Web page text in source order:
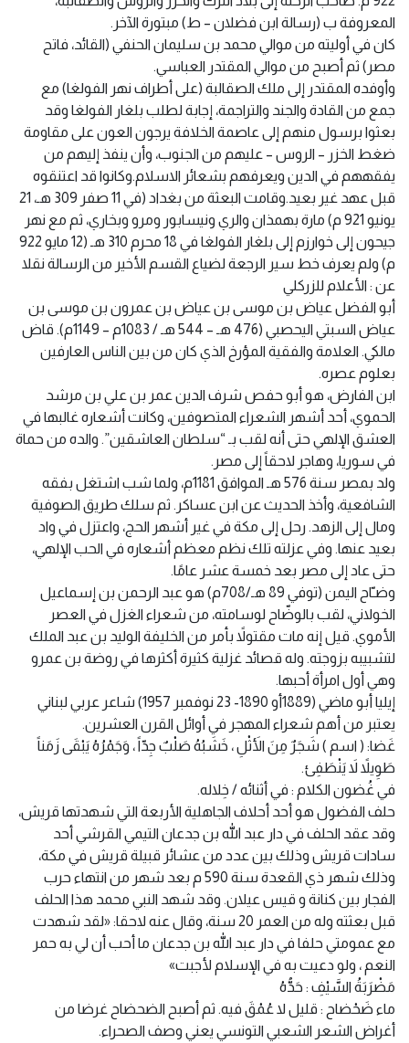
المعروفة ب (رسالة ابن فضلان – ط) مبتورة الآخر.
كان في أوليته من موالي محمد بن سليمان الحنفي (القائد، فاتح
مصر) ثم أصبح من موالي المقتدر العباسي.
وأوفده المقتدر إلى ملك الصقالبة (على أطراف نهر الفولغا) مع
جمع من القادة والجند والتراجمة، إجابة لطلب بلغار الفولغا وقد
بعثوا برسول منهم إلى عاصمة الخلافة يرجون العون على مقاومة
ضغط الخزر – الروس – عليهم من الجنوب، وأن ينفذ إليهم من
يفقههم في الدين ويعرفهم بشعائر الاسلام.وكانوا قد اعتنقوه
قبل عهد غير بعيد.وقامت البعثة من بغداد (في 11 صفر 309 هـ، 21
يونيو 921 م) مارة بهمذان والري ونيسابور ومرو وبخاري، ثم مع نهر
جيحون إلى خوارزم إلى بلغار الفولغا في 18 محرم 310 هـ (12 مايو 922
م) ولم يعرف خط سير الرجعة لضياع القسم الأخير من الرسالة نقلا
عن : الأعلام للزركلي
أبو الفضل عياض بن موسى بن عياض بن عمرون بن موسى بن
عياض السبتي اليحصبي (476 هـ – 544 هـ / 1083م – 1149م). قاض
مالكي. العلامة والفقية المؤرخ الذي كان من بين الناس العارفين
بعلوم عصره.
ابن الفارض، هو أبو حفص شرف الدين عمر بن علي بن مرشد
الحموي، أحد أشهر الشعراء المتصوفين، وكانت أشعاره غالبها في
العشق الإلهي حتى أنه لقب بـ “سلطان العاشقين”. والده من حماة
في سوريا، وهاجر لاحقاً إلى مصر.
ولد بمصر سنة 576 هـ الموافق 1181م، ولما شب اشتغل بفقه
الشافعية، وأخذ الحديث عن ابن عساكر. ثم سلك طريق الصوفية
ومال إلى الزهد. رحل إلى مكة في غير أشهر الحج، واعتزل في واد
بعيد عنها. وفي عزلته تلك نظم معظم أشعاره في الحب الإلهي،
حتى عاد إلى مصر بعد خمسة عشر عامًا.
وضـّاح اليمن (توفي 89 هـ/708م) هو عبد الرحمن بن إسماعيل
الخولاني، لقب بالوضّاح لوسامته، من شعراء الغزل في العصر
الأموي. قيل إنه مات مقتولاً بأمر من الخليفة الوليد بن عبد الملك
لتشبيبه بزوجته. وله قصائد غزلية كثيرة أكثرها في روضة بن عمرو
وهي أول امرأة أحبها.
إيليا أبو ماضي (1889أو 1890- 23 نوفمبر 1957) شاعر عربي لبناني
يعتبر من أهم شعراء المهجر في أوائل القرن العشرين.
غَضا: ( اسم ) شَجَرٌ مِنَ الأَثْلِ ، خَشَبُهُ صَلْبٌ جِدّاً ، وَجَمْرُهُ يَبْقَى زَمَناً
طَوِيلاً لاَ يَنْطَفِئ.
في غُضون الكلام : في أثنائه / خِلاله.
حلف الفضول هو أحد أحلاف الجاهلية الأربعة التي شهدتها قريش،
وقد عقد الحلف في دار عبد الله بن جدعان التيمي القرشي أحد
سادات قريش وذلك بين عدد من عشائر قبيلة قريش في مكة،
وذلك شهر ذي القعدة سنة 590 م بعد شهر من انتهاء حرب
الفجار بين كنانة و قيس عيلان. وقد شهد النبي محمد هذا الحلف
قبل بعثته وله من العمر 20 سنة، وقال عنه لاحقا: «لقد شهدت
مع عمومتي حلفا في دار عبد الله بن جدعان ما أحب أن لي به حمر
النعم ، ولو دعيت به في الإسلام لأجبت»
مَضْرَبَةُ السَّيْفِ : حَدُّهُ
ماء ضَحْضاح : قليل لا عُمْقَ فيه. ثم أصبح الضحضاح غرضا من
أغراض الشعر الشعبي التونسي يعني وصف الصحراء.